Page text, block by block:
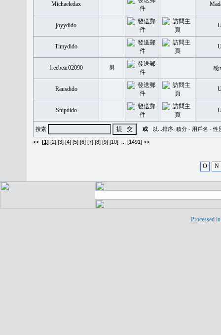
Michaeledax
joyydido
Timydido
freebear02090 男
Rausdido
Snipdido
搜索 或 以...排序: 積分 - 用戶名 -性
<< [1] [2] [3] [4] [5] [6] [7] [8] [9] [10] [1491] >>
O N
Processed